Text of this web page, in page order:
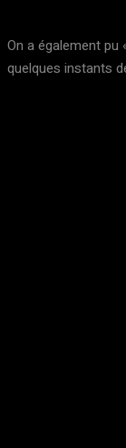
On a également pu
quelques instants